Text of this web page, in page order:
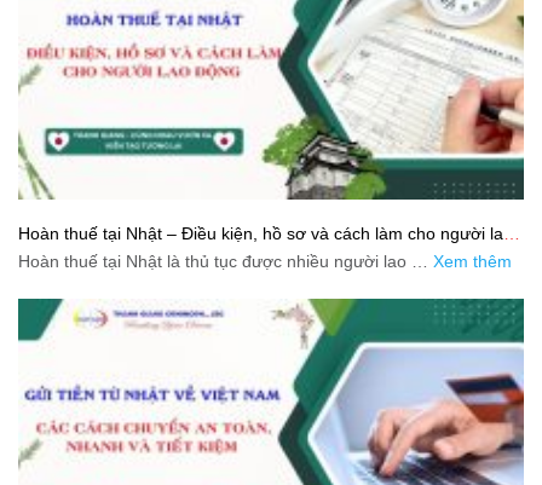
Hoàn thuế tại Nhật – Điều kiện, hồ sơ và cách làm cho người lao
động
Hoàn thuế tại Nhật là thủ tục được nhiều người lao … Xem thêm